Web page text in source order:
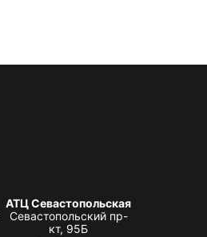
АТЦ Севастопольская
Севастопольский пр-
кт, 95Б